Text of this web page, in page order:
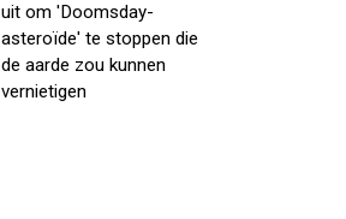
uit om 'Doomsday-
asteroïde' te stoppen die
de aarde zou kunnen
vernietigen